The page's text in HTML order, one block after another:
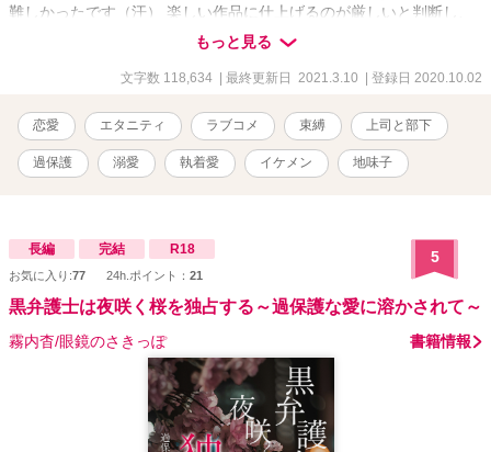
難しかったです（汗） 楽しい作品に仕上げるのが厳しいと判断し、
連載を中止させていただくことにしました。 申しわけありません。
新作を書いて更新していきたいと思っていますので、よろしくお願
いします。 お詫びに過去に書いた原文のママ載せておきます。 修正
m(__)m
もっと見る
文字数 118,634 | 最終更新日 2021.3.10 | 登録日 2020.10.02
恋愛 エタニティ ラブコメ 束縛 上司と部下
過保護 溺愛 執着愛 イケメン 地味子
長編 完結 R18
お気に入り:77 24h.ポイント： 21
5
黒弁護士は夜咲く桜を独占する～過保護な愛に溶かされて～
霧内杳/眼鏡のさきっぽ 書籍情報